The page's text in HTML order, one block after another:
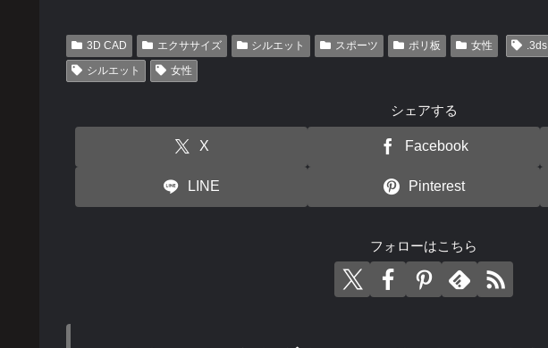
3D CAD エクササイズ シルエット スポーツ ポリ板 女性 .3ds
シルエット
女性
シェアする
X Facebook
LINE Pinterest
フォローはこちら